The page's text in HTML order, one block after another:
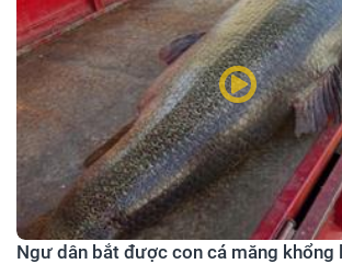
Ngư dân bắt được con cá măng khổng